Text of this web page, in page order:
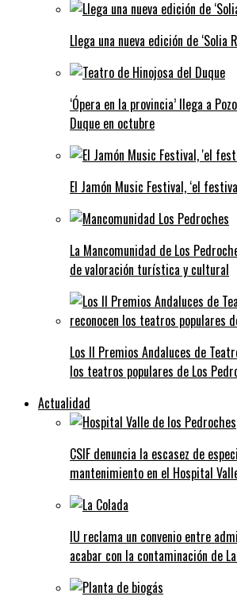
Llega una nueva edición de ‘Solia
‘Ópera en la provincia’ llega a
Duque en octubre
El Jamón Music Festival, ‘el
La Mancomunidad de Los
de valoración turística y cultural
Los II Premios Andaluces de
los teatros populares de Los
Actualidad
CSIF denuncia la escasez de
mantenimiento en el Hospital
IU reclama un convenio entre
acabar con la contaminación de